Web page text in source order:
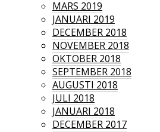
MARS 2019
JANUARI 2019
DECEMBER 2018
NOVEMBER 2018
OKTOBER 2018
SEPTEMBER 2018
AUGUSTI 2018
JULI 2018
JANUARI 2018
DECEMBER 2017